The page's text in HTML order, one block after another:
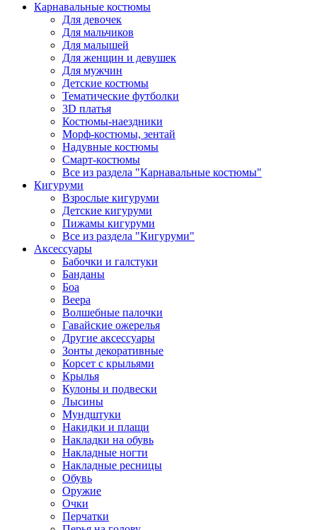
Карнавальные костюмы
Для девочек
Для мальчиков
Для малышей
Для женщин и девушек
Для мужчин
Детские костюмы
Тематические футболки
3D платья
Костюмы-наездники
Морф-костюмы, зентай
Надувные костюмы
Смарт-костюмы
Все из раздела "Карнавальные костюмы"
Кигуруми
Взрослые кигуруми
Детские кигуруми
Пижамы кигуруми
Все из раздела "Кигуруми"
Аксессуары
Бабочки и галстуки
Банданы
Боа
Веера
Волшебные палочки
Гавайские ожерелья
Другие аксессуары
Зонты декоративные
Корсет с крыльями
Крылья
Кулоны и подвески
Лысины
Мундштуки
Накидки и плащи
Накладки на обувь
Накладные ногти
Накладные ресницы
Обувь
Оружие
Очки
Перчатки